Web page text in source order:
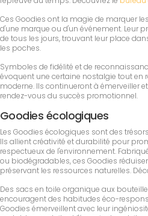
Ces Goodies ont la magie de marquer
d'une marque ou d'un événement. Leur
de tous les jours, trouvant leur place
les poches.
Symboles de fidélité et de
évoquent une certaine nostalgie tout en
moderne. Ils continueront à émerveiller
rendez-vous du succès promotionnel.
Goodies écologiques
Les Goodies écologiques sont des
Ils allient créativité et durabilité pour
respectueux de l'environnement.
ou biodégradables, ces Goodies
préservant les ressources naturelles.
Des sacs en toile organique aux
encouragent des habitudes éco-
Goodies émerveillent avec leur